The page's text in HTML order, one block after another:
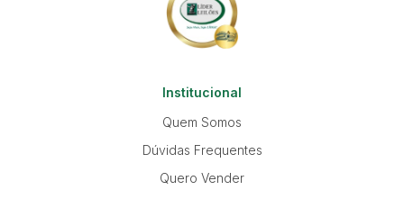
Institucional
Quem Somos
Dúvidas Frequentes
Quero Vender